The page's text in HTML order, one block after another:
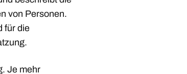
von Personen.
für die
Je mehr